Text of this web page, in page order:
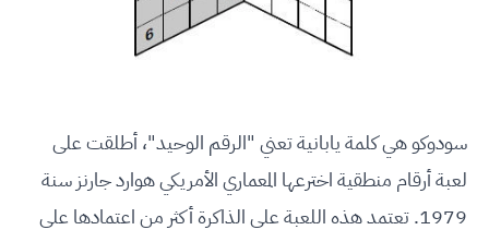
سودوكو هي كلمة يابانية تعني "الرقم الوحيد"، أطلقت على
لعبة أرقام منطقية اخترعها المعماري الأمريكي هوارد جارنز سنة
1979. تعتمد هذه اللعبة على الذاكرة أكثر من اعتمادها على